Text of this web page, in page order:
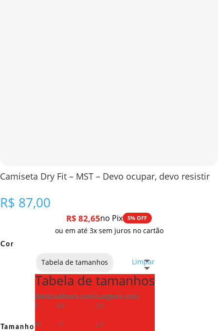
Camiseta Dry Fit – MST – Devo ocupar, devo resistir
R$ 87,00
R$ 82,65no Pix 5% OFF
ou em até 3x sem juros no cartão
Cor
Tamanho
Limpar
Tabela de tamanhos
Tabela de tamanhos
BásicaAltura (cm) Largura (cm)
P
69
50
M
71
53